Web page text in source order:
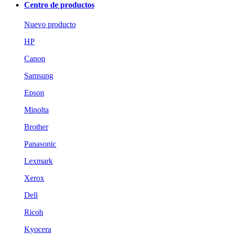
Centro de productos
Nuevo producto
HP
Canon
Samsung
Epson
Minolta
Brother
Panasonic
Lexmark
Xerox
Dell
Ricoh
Kyocera